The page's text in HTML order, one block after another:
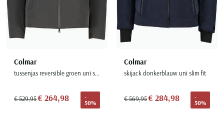
Colmar
tussenjas reversible groen uni slim fit
€ 529,95€ 264,98
-
50%
Colmar
skijack donkerblauw uni slim fit
€ 569,95€ 284,98
-
50%